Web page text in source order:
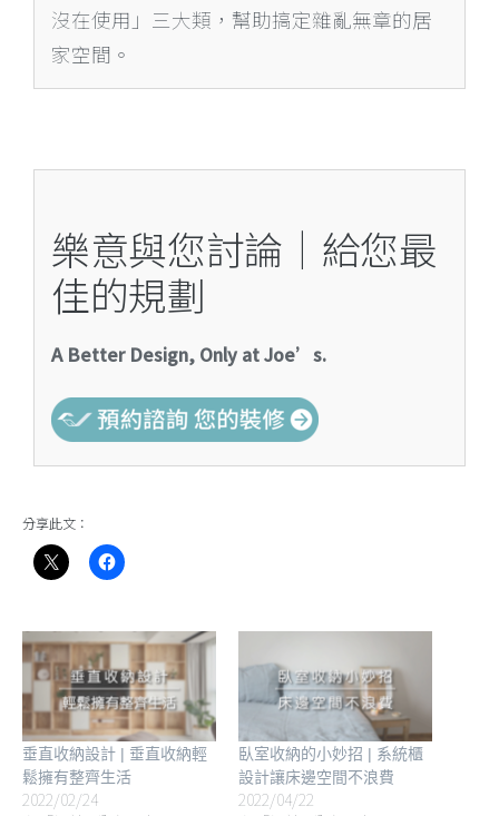
沒在使用」三大類，幫助搞定雜亂無章的居
家空間。
樂意與您討論｜給您最
佳的規劃
A Better Design, Only at Joe’s.
分享此文：
垂直收納設計 | 垂直收納輕
鬆擁有整齊生活
2022/02/24
臥室收納的小妙招 | 系統櫃
設計讓床邊空間不浪費
2022/04/22